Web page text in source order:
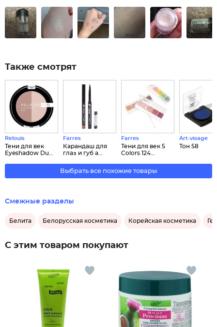
Также смотрят
Relouis
Тени для век
Eyeshadow Du...
Farres
Карандаш для
глаз и губ а...
Farres
Тени для век 5
Colors 124...
Art-visage
Тон 58
Выбрать все похожие товары
Смежные разделы
Белита Белорусская косметика Корейская косметика
С этим товаром покупают